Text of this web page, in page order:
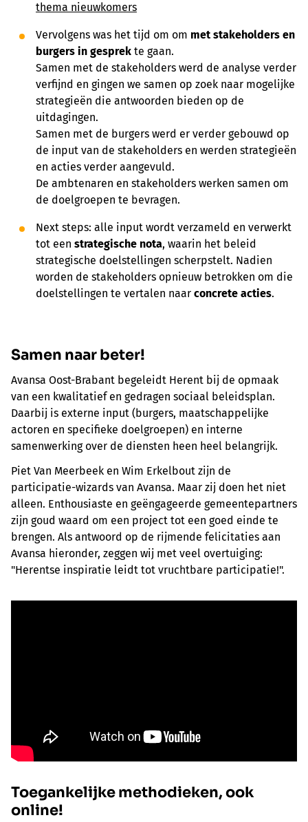
thema nieuwkomers
Vervolgens was het tijd om om met stakeholders en
burgers in gesprek te gaan.
Samen met de stakeholders werd de analyse verder
verfijnd en gingen we samen op zoek naar mogelijke
strategieën die antwoorden bieden op de
uitdagingen.
Samen met de burgers werd er verder gebouwd op
de input van de stakeholders en werden strategieën
en acties verder aangevuld.
De ambtenaren en stakeholders werken samen om
de doelgroepen te bevragen.
Next steps: alle input wordt verzameld en verwerkt
tot een strategische nota, waarin het beleid
strategische doelstellingen scherpstelt. Nadien
worden de stakeholders opnieuw betrokken om die
doelstellingen te vertalen naar concrete acties.
Samen naar beter!
Avansa Oost-Brabant begeleidt Herent bij de opmaak
van een kwalitatief en gedragen sociaal beleidsplan.
Daarbij is externe input (burgers, maatschappelijke
actoren en specifieke doelgroepen) en interne
samenwerking over de diensten heen heel belangrijk.
Piet Van Meerbeek en Wim Erkelbout zijn de
participatie-wizards van Avansa. Maar zij doen het niet
alleen. Enthousiaste en geëngageerde gemeentepartners
zijn goud waard om een project tot een goed einde te
brengen. Als antwoord op de rijmende felicitaties aan
Avansa hieronder, zeggen wij met veel overtuiging:
"Herentse inspiratie leidt tot vruchtbare participatie!".
Toegankelijke methodieken, ook
online!